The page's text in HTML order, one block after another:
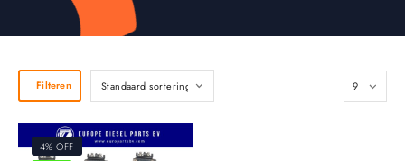
Filteren
4% OFF